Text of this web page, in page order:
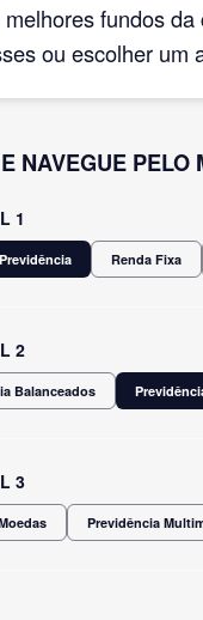
fundos da
ou escolher
NAVEGUE
1
Previdência Renda Fixa
2
Balanceados
3
Previdência